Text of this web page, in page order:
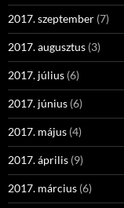
2017. szeptember (7)
2017. augusztus (3)
2017. július (6)
2017. június (6)
2017. május (4)
2017. április (9)
2017. március (6)